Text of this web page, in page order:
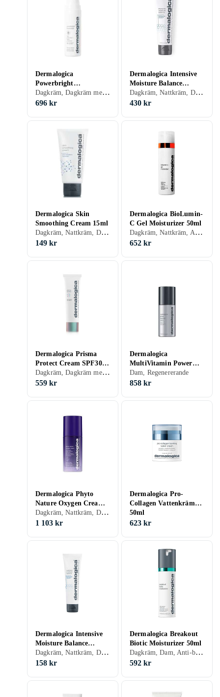
Dermalogica
Powerbright
Moisturizer SPF50 50ml
Dagkräm, Dagkräm med SPF, Dam, Återfuktande, Lyster
696 kr
Dermalogica Intensive
Moisture Balance
Cream 50ml
Dagkräm, Nattkräm, Dam, Mjukgörande, Återfuktande, Antioxidant, Regenererande, Balanserande, Närande, Normal, Torr, Alla, Mogen
430 kr
Dermalogica Skin
Smoothing Cream 15ml
Dagkräm, Nattkräm, Dam, Rengörande, Återfuktande, Motverkar rynkor, Närande, Normal, Torr
149 kr
Dermalogica BioLumin-
C Gel Moisturizer 50ml
Dagkräm, Nattkräm, Anti age, Dam, Mjukgörande, Rengörande, Återfuktande, Lyster, Antioxidant, Halskräm, Upplysande, Alla, Mogen
652 kr
Dermalogica Prisma
Protect Cream SPF30
50ml
Dagkräm, Dagkräm med SPF, Dam, Mjukgörande, Återfuktande, Lyster, Antioxidant, Normal, Alla
559 kr
Dermalogica
MultiVitamin Power
Recovery Cream 50ml
Dam, Regenererande
858 kr
Dermalogica Phyto
Nature Oxygen Cream
50ml
Dagkräm, Nattkräm, Dam, Mjukgörande, Återfuktande, Uppstramande
1 103 kr
Dermalogica Pro-
Collagen Vattenkräm
50ml
623 kr
Dermalogica Intensive
Moisture Balance
Cream 15ml
Dagkräm, Nattkräm, Dam, Återfuktande, Regenererande, Balanserande, Närande, Torr, Mogen
158 kr
Dermalogica Breakout
Biotic Moisturizer 50ml
Dagkräm, Dam, Anti-blemish, Återfuktande
592 kr